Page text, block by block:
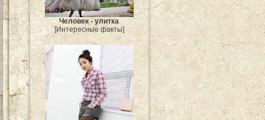
Человек - улитка
[Интересные факты]